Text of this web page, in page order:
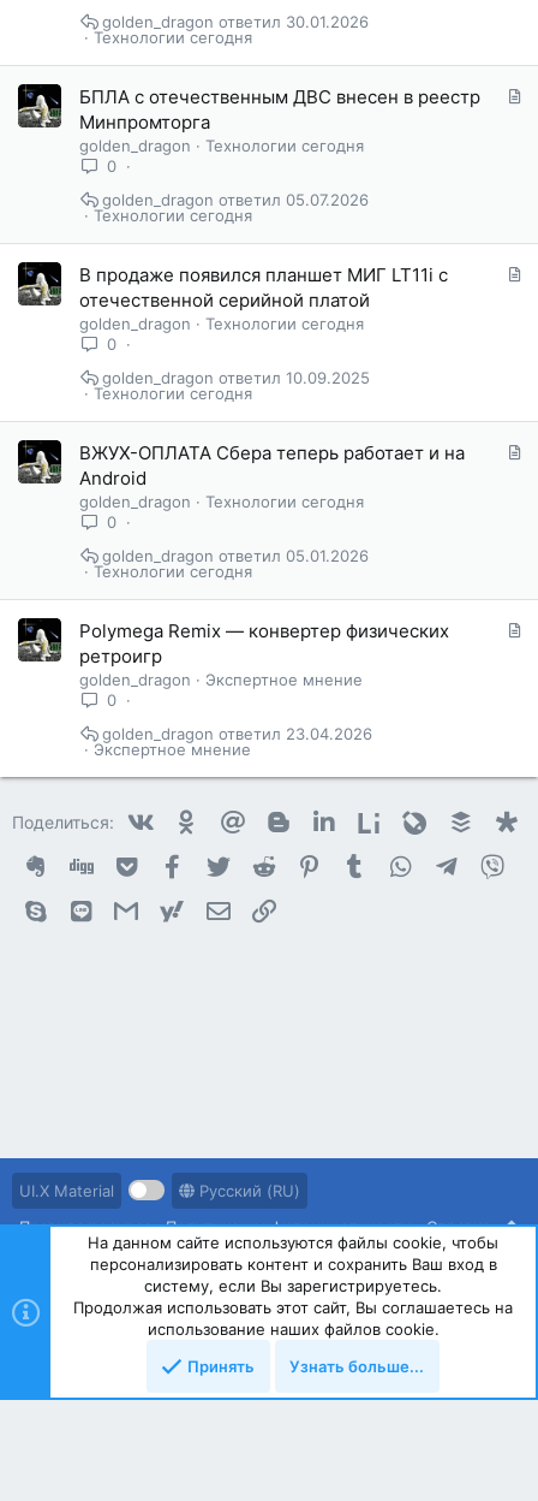
Технологии сегодня
30.01.2026
golden_dragon
С
БПЛА с отечественным ДВС внесен в реестр
Минпромторга
golden_dragon
Технологии сегодня
0
Технологии сегодня
05.07.2026
golden_dragon
С
В продаже появился планшет МИГ LT11i с
отечественной серийной платой
golden_dragon
Технологии сегодня
0
Технологии сегодня
10.09.2025
golden_dragon
С
ВЖУХ-ОПЛАТА Сбера теперь работает и на
Android
golden_dragon
Технологии сегодня
0
Технологии сегодня
05.01.2026
golden_dragon
С
Polymega Remix — конвертер физических
ретроигр
golden_dragon
Экспертное мнение
0
Экспертное мнение
23.04.2026
golden_dragon
Поделиться: VkontakteOdnoklassniki
Mail.ru Blogger LinkedinLiveinternet
Livejournal
Buffer
EvernoteDigg GetpocketFacebook
Twitter Reddit PinterestTumblr WhatsAppTelegram
Skype Line GmailyahoomailЭлектронная почта
UI.X Material
Русский (RU)
Правила ресурса
Политика конфиденциальности Справка
Community platform by XenForo © 2010-2023 XenForo Ltd.
На данном сайте используются файлы cookie, чтобы
персонализировать контент и сохранить Ваш вход в
систему, если Вы зарегистрируетесь.
Продолжая использовать этот сайт, Вы соглашаетесь на
использование наших файлов cookie.
Принять
Узнать больше...